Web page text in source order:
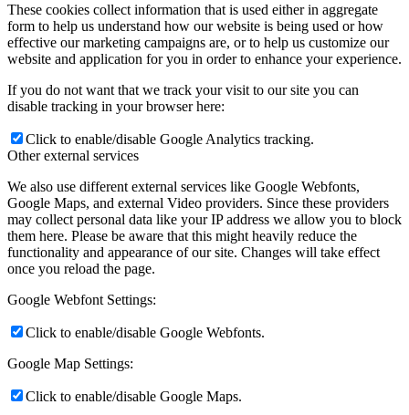
These cookies collect information that is used either in aggregate
form to help us understand how our website is being used or how
effective our marketing campaigns are, or to help us customize our
website and application for you in order to enhance your experience.
If you do not want that we track your visit to our site you can
disable tracking in your browser here:
Click to enable/disable Google Analytics tracking.
Other external services
We also use different external services like Google Webfonts,
Google Maps, and external Video providers. Since these providers
may collect personal data like your IP address we allow you to block
them here. Please be aware that this might heavily reduce the
functionality and appearance of our site. Changes will take effect
once you reload the page.
Google Webfont Settings:
Click to enable/disable Google Webfonts.
Google Map Settings:
Click to enable/disable Google Maps.